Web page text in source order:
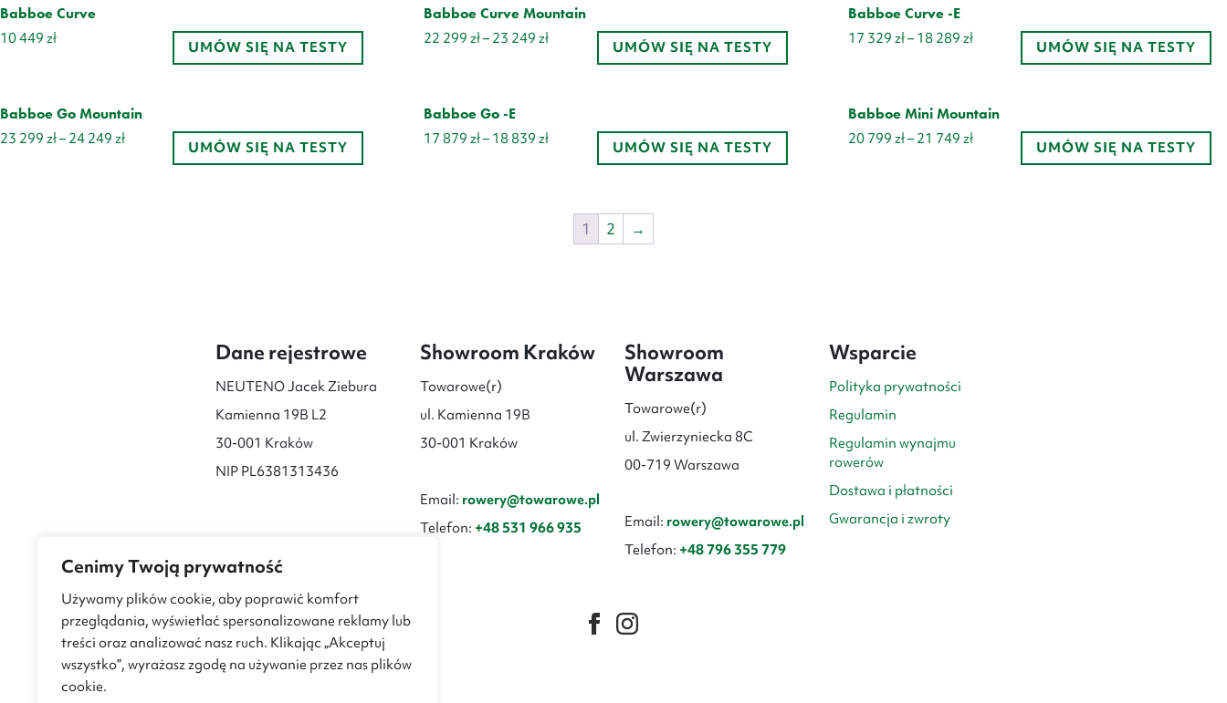
Cenimy Twoją prywatność
Używamy plików cookie, aby poprawić komfort
przeglądania, wyświetlać spersonalizowane reklamy lub
treści oraz analizować nasz ruch. Klikając „Akceptuj
wszystko”, wyrażasz zgodę na używanie przez nas plików
cookie.
999 zł
do
22
Babboe Curve
10 449 zł UMÓW SIĘ NA TESTY
Babboe Curve Mountain
22 299zł– 23 249złZakres
UMÓW SIĘ NA TESTY
Babboe Curve -E
17 329 zł– 18 289 złZakres
329 zł
do
18
UMÓW SIĘ NA TESTY
Babboe Go Mountain
23 299 zł– 24 249 złZakres
UMÓW SIĘ NA TESTY
Babboe Go -E
17 879zł– 18 839złZakres
879 zł
UMÓW SIĘ NA TESTY
Babboe Mini Mountain
20 799 zł– 21 749 złZakres
UMÓW SIĘ NA TESTY
1 2 →
Dane rejestrowe
NEUTENO Jacek Ziebura
Kamienna 19B L2
30-001 Kraków
NIP PL6381313436
Showroom Kraków
Towarowe(r)
ul. Kamienna 19B
30-001 Kraków
Email: rowery@towarowe.pl
Telefon: +48 531 966 935
Showroom
Warszawa
Towarowe(r)
ul. Zwierzyniecka 8C
00-719 Warszawa
Email: rowery@towarowe.pl
Telefon: +48 796 355 779
Wsparcie
Polityka prywatności
Regulamin
Regulamin wynajmu
rowerów
Dostawa i płatności
Gwarancja i zwroty